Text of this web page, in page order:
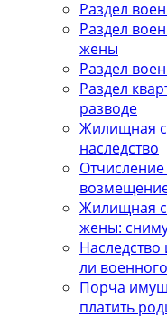
Раздел
Раздел
жены
Раздел
Раздел
разводе
Жилищная
наследство
Жилищная
жены:
ли
Порча
платить